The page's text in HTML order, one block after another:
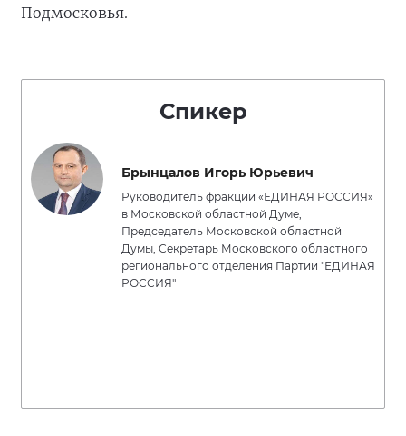
Подмосковья.
Спикер
Брынцалов Игорь Юрьевич
Руководитель фракции «ЕДИНАЯ РОССИЯ»
в Московской областной Думе,
Председатель Московской областной
Думы, Секретарь Московского областного
регионального отделения Партии "ЕДИНАЯ
РОССИЯ"